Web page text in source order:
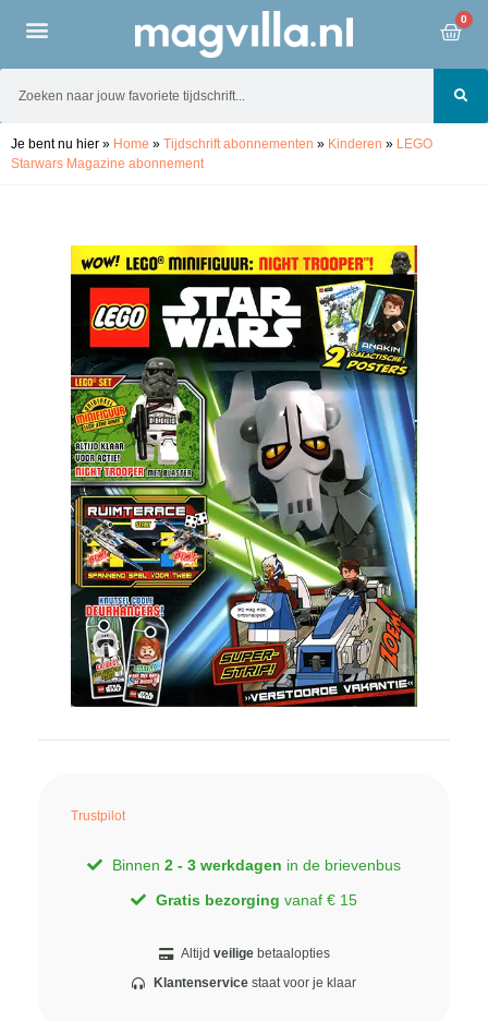
0
Je bent nu hier » Home » Tijdschrift abonnementen » Kinderen » LEGO
Starwars Magazine abonnement
Trustpilot
Binnen 2 - 3 werkdagen in de brievenbus
Gratis bezorging vanaf € 15
Altijd veiligebetaalopties
Klantenservice staat voor je klaar